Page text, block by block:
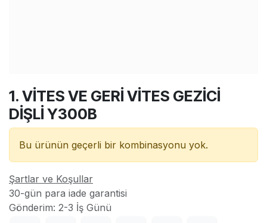
1. VİTES VE GERİ VİTES GEZİCİ
DİŞLİ Y300B
Bu ürünün geçerli bir kombinasyonu yok.
Şartlar ve Koşullar
30-gün para iade garantisi
Gönderim: 2-3 İş Günü